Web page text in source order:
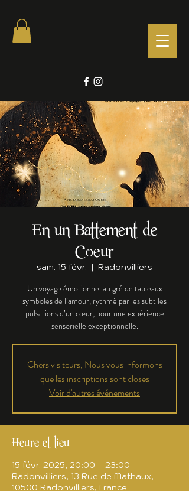
En un Battement de
Coeur
sam. 15 févr.
  |
Radonvilliers
Un voyage émotionnel au gré de tableaux
symboles de l’amour, rythmé par les subtiles
pulsations d’un cœur, pour une expérience
sensorielle exceptionnelle.
Chers visiteurs, Nous vous informons
que les inscriptions sont closes
Voir d'autres événements
Heure et lieu
15 févr. 2025, 20:00 – 23:00
Radonvilliers, 13 Rue de Mathaux,
10500 Radonvilliers, France